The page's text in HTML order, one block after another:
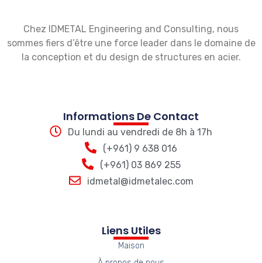
Chez IDMETAL Engineering and Consulting, nous
sommes fiers d’être une force leader dans le domaine de
la conception et du design de structures en acier.
Informations De Contact
Du lundi au vendredi de 8h à 17h
(+961) 9 638 016
(+961) 03 869 255
idmetal@idmetalec.com
Liens Utiles
Maison